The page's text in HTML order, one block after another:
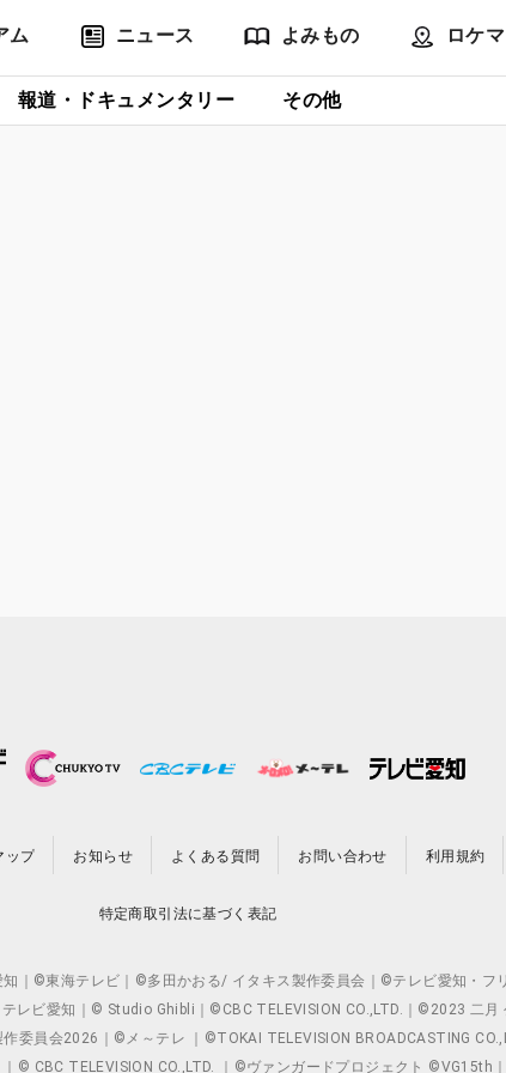
ム ニュース よみもの ロケ
報道・ドキュメンタリー その他
ップ お知らせ よくある質問 お問い合わせ 利用規約
特定商取引法に基づく表記
｜©東海テレビ｜©多田かおる/ イタキス製作委員会｜©テレビ愛知・フ
レビ愛知｜© Studio Ghibli｜©CBC TELEVISION CO.,LTD.｜©2023 二
員会2026｜©メ～テレ ｜©TOKAI TELEVISION BROADCASTING
© CBC TELEVISION CO.,LTD. ｜©ヴァンガードプロジェクト ©VG15th